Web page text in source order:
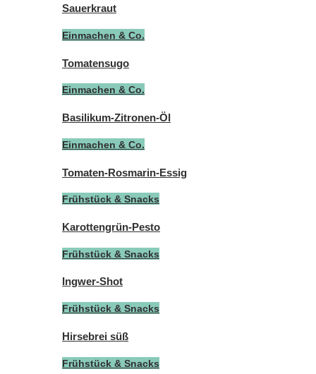
Sauerkraut
Einmachen & Co.
Tomatensugo
Einmachen & Co.
Basilikum-Zitronen-Öl
Einmachen & Co.
Tomaten-Rosmarin-Essig
Frühstück & Snacks
Karottengrün-Pesto
Frühstück & Snacks
Ingwer-Shot
Frühstück & Snacks
Hirsebrei süß
Frühstück & Snacks